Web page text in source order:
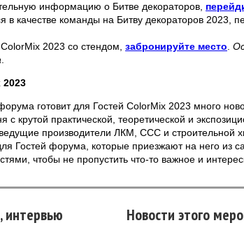
информацию о Битве декораторов,
в качестве команды на Битву декораторов 2023,
2023 со стендом, забронируйте место
2023
готовит для Гостей ColorMix 2023 много
крутой практической, теоретической и
производители ЛКМ, ССС и строительной
Гостей форума, которые приезжают на него из
чтобы не пропустить что-то важное и
интервью Новости этого